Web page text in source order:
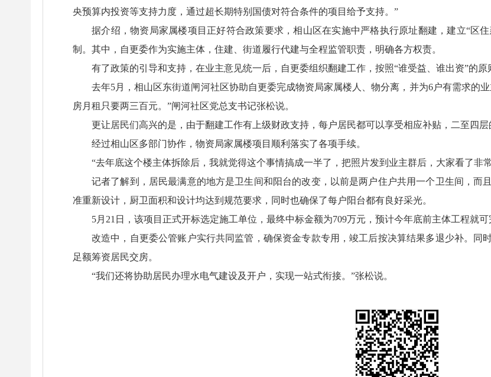
央预算内投资等支持力度，通过超长期特别国债对符合条件的项目给予支持。”
据介绍，物资局家属楼项目正好符合政策要求，相山区在实施中严格执行原址翻建，建立“区
制。其中，自更委作为实施主体，住建、街道履行代建与全程监管职责，明确各方权责。
有了政策的引导和支持，在业主意见统一后，自更委组织翻建工作，按照“谁受益、谁出资”的原
去年5月，相山区东街道闸河社区协助自更委完成物资局家属楼人、物分离，并为6户有需求的
房月租只要两三百元。”闸河社区党总支书记张松说。
更让居民们高兴的是，由于翻建工作有上级财政支持，每户居民都可以享受相应补贴，二至四层
经过相山区多部门协作，物资局家属楼项目顺利落实了各项手续。
“去年底这个楼主体拆除后，我就觉得这个事情搞成一半了，把照片发到业主群后，大家看了非
记者了解到，居民最满意的地方是卫生间和阳台的改变，以前是两户住户共用一个卫生间，而
准重新设计，厨卫面积和设计均达到规范要求，同时也确保了每户阳台都有良好采光。
5月21日，该项目正式开标选定施工单位，最终中标金额为709万元，预计今年底前主体工程就可
改造中，自更委公管账户实行共同监管，确保资金专款专用，竣工后按决算结果多退少补。同
足额筹资居民交房。
“我们还将协助居民办理水电气建设及开户，实现一站式衔接。”张松说。